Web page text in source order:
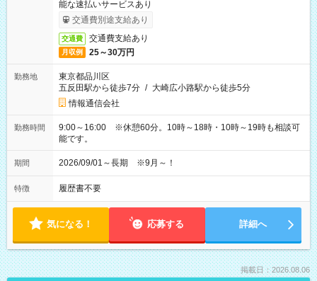
能な速払いサービスあり
交通費別途支給あり
交通費 交通費支給あり
月収例 25～30万円
勤務地
東京都品川区
五反田駅から徒歩7分 / 大崎広小路駅から徒歩5分
情報通信会社
勤務時間
9:00～16:00 ※休憩60分。10時～18時・10時～19時も相談可
能です。
期間 2026/09/01～長期 ※9月～！
特徴 履歴書不要
気になる！ 応募する 詳細へ
掲載日：2026.08.06